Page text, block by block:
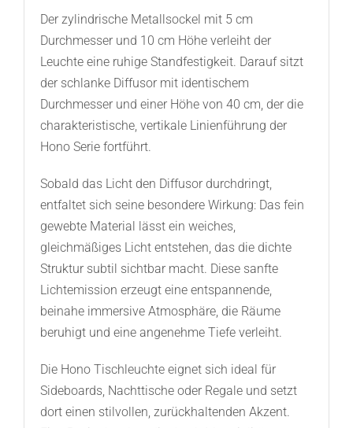
Der zylindrische Metallsockel mit 5 cm
Durchmesser und 10 cm Höhe verleiht der
Leuchte eine ruhige Standfestigkeit. Darauf sitzt
der schlanke Diffusor mit identischem
Durchmesser und einer Höhe von 40 cm, der die
charakteristische, vertikale Linienführung der
Hono Serie fortführt.
Sobald das Licht den Diffusor durchdringt,
entfaltet sich seine besondere Wirkung: Das fein
gewebte Material lässt ein weiches,
gleichmäßiges Licht entstehen, das die dichte
Struktur subtil sichtbar macht. Diese sanfte
Lichtemission erzeugt eine entspannende,
beinahe immersive Atmosphäre, die Räume
beruhigt und eine angenehme Tiefe verleiht.
Die Hono Tischleuchte eignet sich ideal für
Sideboards, Nachttische oder Regale und setzt
dort einen stilvollen, zurückhaltenden Akzent.